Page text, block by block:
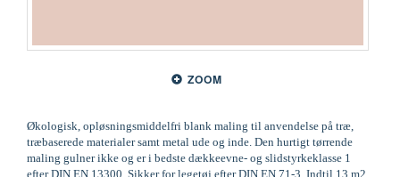
ZOOM
Økologisk, opløsningsmiddelfri blank maling til anvendelse på træ,
træbaserede materialer samt metal ude og inde. Den hurtigt tørrende
maling gulner ikke og er i bedste dækkeevne- og slidstyrkeklasse 1
efter DIN EN 13300. Sikker for legetøj efter DIN EN 71-3. Indtil 13 m2